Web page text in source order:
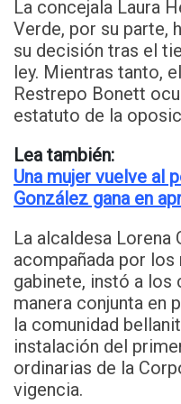
La concejala Laura
Verde, por su parte,
su decisión tras el
ley. Mientras tanto,
Restrepo Bonett
estatuto de la
Lea también:
Una mujer vuelve al
González gana en
La alcaldesa Lorena
acompañada por
gabinete, instó a los
manera conjunta en
la comunidad
instalación del
ordinarias de la
vigencia.